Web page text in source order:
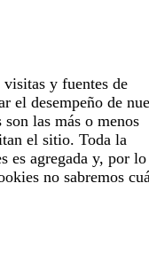
y fuentes de
el desempeño de
las más o menos
el sitio. Toda la
es agregada y, por lo
no sabremos